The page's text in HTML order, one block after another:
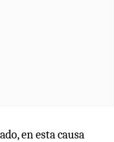
en esta causa